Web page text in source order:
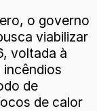
o governo
viabilizar
voltada à
de
de calor